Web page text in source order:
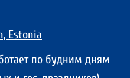
Estonia
по будним дням